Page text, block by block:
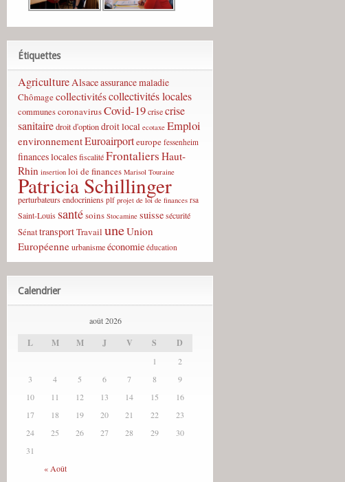
Étiquettes
Agriculture Alsaceassurance maladie
Chômagecollectivitéscollectivités locales
communescoronavirusCovid-19crisecrise
sanitairedroit d'optiondroit local ecotaxe Emploi
environnementEuroairporteurope fessenheim
finances localesfiscalitéFrontaliers Haut-
Rhin insertion loi de finances Marisol Touraine
Patricia Schillinger
perturbateurs endocriniens plf projet de loi de finances rsa
Saint-Louis santésoins Stocamine suissesécurité
SénattransportTravail uneUnion
Européenneurbanismeéconomie éducation
Calendrier
août 2026
L M M J V S D
« Août
1
2
3
4 5 6 7 8
9
10
11 12 13 14 15
16
17
18 19 20 21 22
23
24
25 26 27 28 29
30
31